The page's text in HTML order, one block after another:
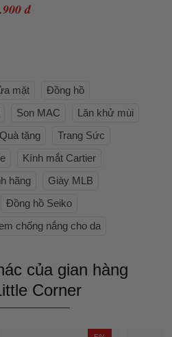
đ
mặt
Đồng hồ
Son MAC
Lăn khử mùi
Quà tặng
Trang Sức
Kính mắt Cartier
hãng
Giày MLB
Đồng hồ Seiko
chống nắng cho da
của gian hàng
Corner